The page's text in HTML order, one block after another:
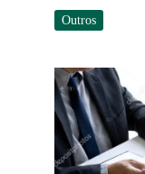
Outros